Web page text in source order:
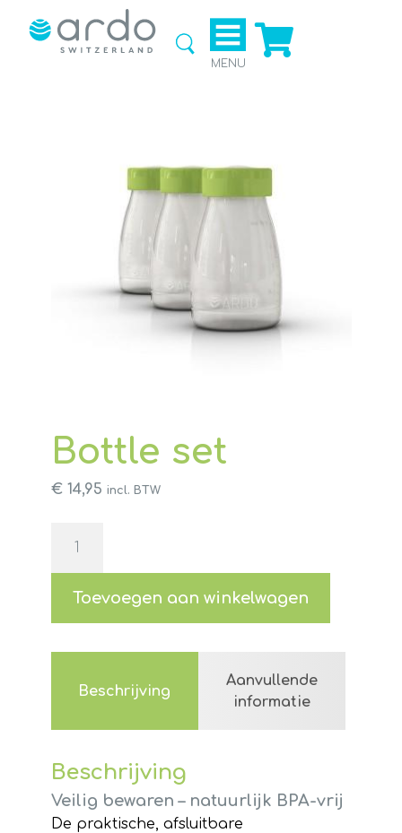
MENU
Bottle set
€ 14,95 incl. BTW
aantal
Toevoegen aan winkelwagen
Beschrijving
Aanvullende
informatie
Beschrijving
Veilig bewaren – natuurlijk BPA-vrij
De praktische, afsluitbare